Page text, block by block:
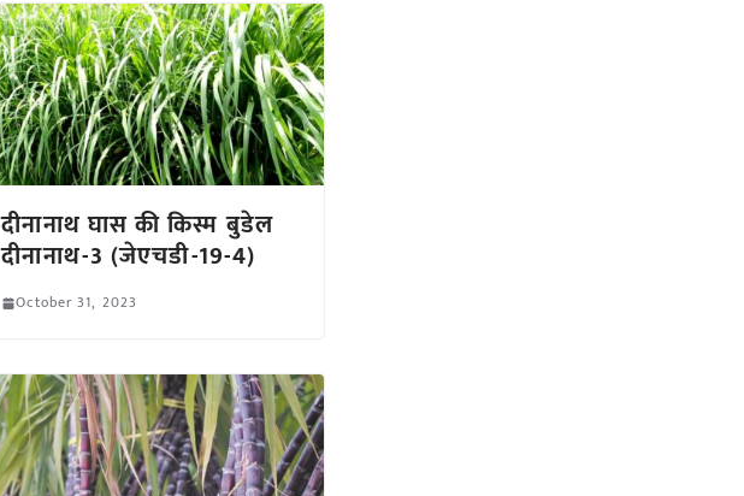
दीनानाथ घास की किस्म बुडेल
दीनानाथ-3 (जेएचडी-19-4)
October 31, 2023